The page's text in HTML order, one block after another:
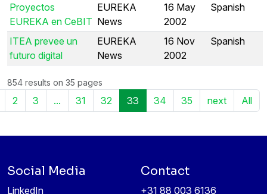
Proyectos
EUREKA en CeBIT
EUREKA
News
16 May
2002
Spanish
ITEA prevee un
futuro digital
EUREKA
News
16 Nov
2002
Spanish
854 results on 35 pages
2 3 ... 31 32 33 34 35 next All
Social Media
LinkedIn
Contact
+31 88 003 6136